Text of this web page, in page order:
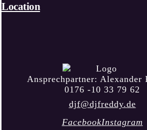
Location
Ansprechpartner: Alexander
0176 -10 33 79 62
djf@djfreddy.de
FacebookInstagram